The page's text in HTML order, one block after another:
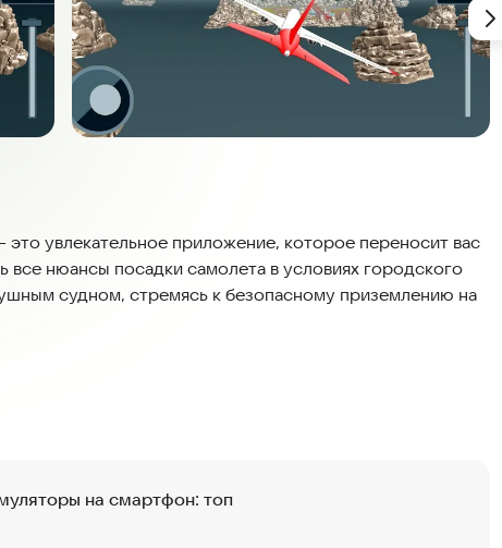
увлекательное приложение, которое переносит вас
все нюансы посадки самолета в условиях городского
судном, стремясь к безопасному приземлению на
и усложнений, которые проверяют ваши
а также адаптировано для удобного использования
поддерживается регулярными обновлениями, что
почувствовать себя настоящим пилотом и насладиться
на смартфон: топ